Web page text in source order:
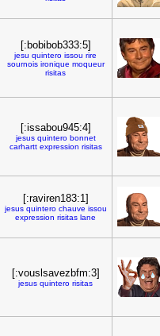
[:bobibob333:5]
jesu quintero issou rire
sournois ironique moqueur
risitas
[:issabou945:4]
jesus quintero bonnet
carhartt expression risitas
[:raviren183:1]
jesus quintero chauve issou
expression risitas lane
[:vouslsavezbfm:3]
jesus quintero risitas